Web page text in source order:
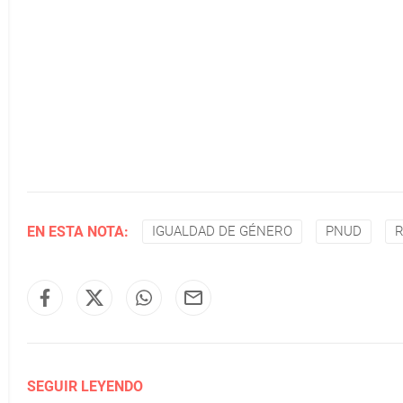
EN ESTA NOTA: IGUALDAD DE GÉNERO PNUD
SEGUIR LEYENDO